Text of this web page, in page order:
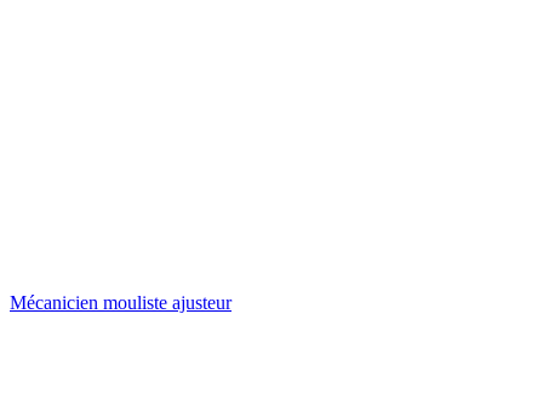
Mécanicien mouliste ajusteur